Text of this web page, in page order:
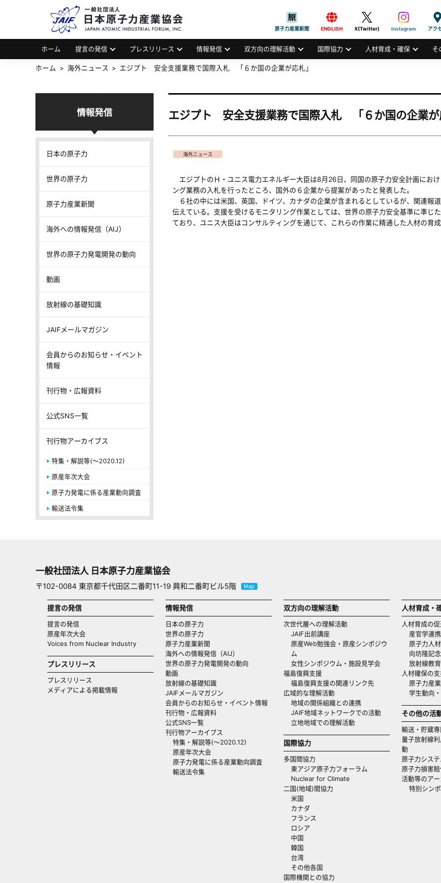
JAPAN ATOMIC INDUSTRIAL FORUM, INC.
原子力産業新聞 ENGLISH X(Twitter) Instagram アク
ホーム 提言の発信 プレスリリース 情報発信 双方向の理解活動 国際協力 人材育成・確保 そ
ホーム 海外ニュース エジプト 安全支援業務で国際入札 「６か国の企業が応札」
エジプト 安全支援業務で国際入札 「６か国の企業が
海外ニュース
エジプトのＨ・ユニス電力エネルギー大臣は8月26日、同国の原子力安全計画にお
ング業務の入札を行ったところ、国外の６企業から提案があったと発表した。
６社の中には米国、英国、ドイツ、カナダの企業が含まれるとしているが、関連報
伝えている。支援を受けるモニタリング作業としては、世界の原子力安全基準に準じ
ており、ユニス大臣はコンサルティングを通じて、これらの作業に精通した人材の育
情報発信
日本の原子力
世界の原子力
原子力産業新聞
海外への情報発信（AIJ）
世界の原子力発電開発の動向
動画
放射線の基礎知識
JAIFメールマガジン
会員からのお知らせ・イベント
情報
刊行物・広報資料
公式SNS一覧
刊行物アーカイブス
特集・解説等(～2020.12)
原産年次大会
原子力発電に係る産業動向調査
輸送法令集
一般社団法人 日本原子力産業協会
〒102-0084 東京都千代田区二番町11-19 興和二番町ビル5階
提言の発信
提言の発信
原産年次大会
Voices from Nuclear Industry
プレスリリース
プレスリリース
メディアによる掲載情報
情報発信
日本の原子力
世界の原子力
原子力産業新聞
海外への情報発信（AIJ）
世界の原子力発電開発の動向
動画
放射線の基礎知識
JAIFメールマガジン
会員からのお知らせ・イベント情報
刊行物・広報資料
公式SNS一覧
刊行物アーカイブス
特集・解説等(～2020.12)
原産年次大会
原子力発電に係る産業動向調査
輸送法令集
双方向の理解活動
次世代層への理解活動
JAIF出前講座
原産Web勉強会・原産シンポジウ
ム
女性シンポジウム・施設見学会
福島復興支援
福島復興支援の関連リンク先
広域的な理解活動
地域の関係組織との連携
JAIF地域ネットワークでの活動
立地地域での理解活動
国際協力
多国間協力
東アジア原子力フォーラム
Nuclear for Climate
二国(地域)間協力
米国
カナダ
フランス
ロシア
中国
韓国
台湾
その他各国
国際機関との協力
人材育成・
人材育成の
産官学連
原子力人
向坊隆記
放射線教
人材確保の
原子力産
学生動向
その他の活
輸送・貯蔵
量子放射線
動
原子力シス
原子力損害
活動等のア
特別シン